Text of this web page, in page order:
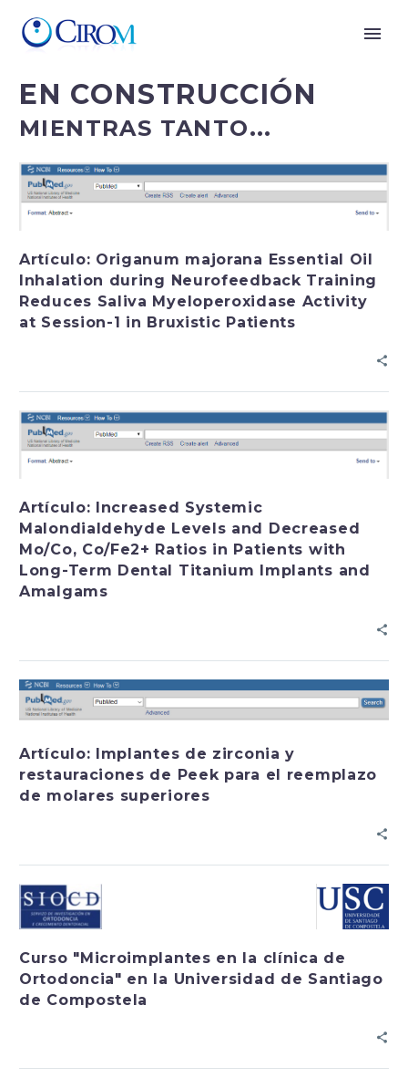
EN CONSTRUCCIÓN
MIENTRAS TANTO...
Artículo: Origanum majorana Essential Oil
Inhalation during Neurofeedback Training
Reduces Saliva Myeloperoxidase Activity
at Session-1 in Bruxistic Patients
Artículo: Increased Systemic
Malondialdehyde Levels and Decreased
Mo/Co, Co/Fe2+ Ratios in Patients with
Long-Term Dental Titanium Implants and
Amalgams
Artículo: Implantes de zirconia y
restauraciones de Peek para el reemplazo
de molares superiores
Curso "Microimplantes en la clínica de
Ortodoncia" en la Universidad de Santiago
de Compostela